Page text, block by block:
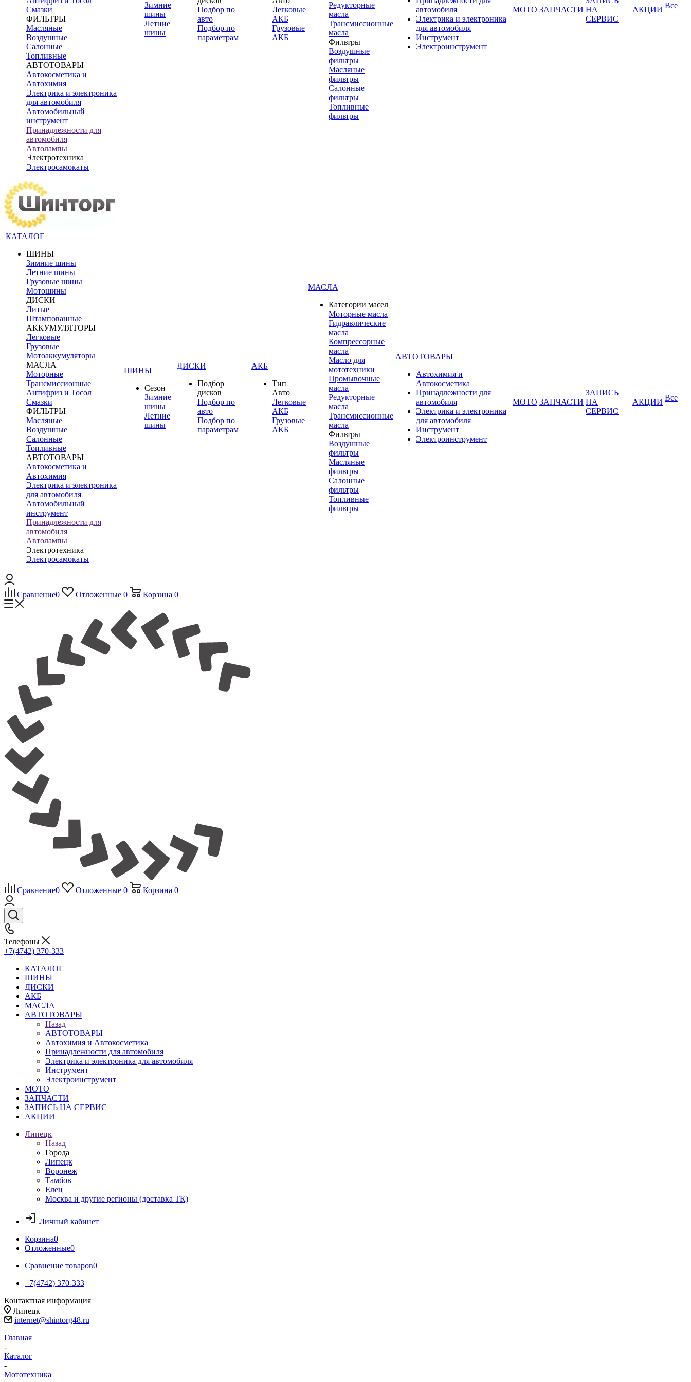
Смазки
ФИЛЬТРЫ
Масляные
Воздушные
Салонные
Топливные
АВТОТОВАРЫ
Автокосметика и
Автохимия
Электрика и электроника
для автомобиля
Автомобильный
инструмент
Принадлежности для
автомобиля
Автолампы
Электротехника
Электросамокаты
Зимние
шины
Летние
шины
Подбор по
авто
Подбор по
параметрам
Легковые
АКБ
Грузовые
АКБ
Редукторные
масла
Трансмиссионные
масла
Фильтры
Воздушные
фильтры
Масляные
фильтры
Салонные
фильтры
Топливные
фильтры
автомобиля
Электрика и электроника
для автомобиля
Инструмент
Электроинструмент
МОТО ЗАПЧАСТИ НА
СЕРВИС
АКЦИИ Все
КАТАЛОГ
ШИНЫ
Зимние шины
Летние шины
Грузовые шины
Мотошины
ДИСКИ
Литые
Штампованные
АККУМУЛЯТОРЫ
Легковые
Грузовые
Мотоаккумуляторы
МАСЛА
Моторные
Трансмиссионные
Антифриз и Тосол
Смазки
ФИЛЬТРЫ
Масляные
Воздушные
Салонные
Топливные
АВТОТОВАРЫ
Автокосметика и
Автохимия
Электрика и электроника
для автомобиля
Автомобильный
инструмент
Принадлежности для
автомобиля
Автолампы
Электротехника
Электросамокаты
ШИНЫ
Сезон
Зимние
шины
Летние
шины
ДИСКИ
Подбор
дисков
Подбор по
авто
Подбор по
параметрам
АКБ
Тип
Авто
Легковые
АКБ
Грузовые
АКБ
МАСЛА
Категории масел
Моторные масла
Гидравлические
масла
Компрессорные
масла
Масло для
мототехники
Промывочные
масла
Редукторные
масла
Трансмиссионные
масла
Фильтры
Воздушные
фильтры
Масляные
фильтры
Салонные
фильтры
Топливные
фильтры
АВТОТОВАРЫ
Автохимия и
Автокосметика
Принадлежности для
автомобиля
Электрика и электроника
для автомобиля
Инструмент
Электроинструмент
МОТО ЗАПЧАСТИ
ЗАПИСЬ
НА
СЕРВИС
АКЦИИ Все
Сравнение0 Отложенные 0 Корзина 0
Сравнение0 Отложенные 0 Корзина 0
Телефоны
+7(4742) 370-333
КАТАЛОГ
ШИНЫ
ДИСКИ
АКБ
МАСЛА
АВТОТОВАРЫ
Назад
АВТОТОВАРЫ
Автохимия и Автокосметика
Принадлежности для автомобиля
Электрика и электроника для автомобиля
Инструмент
Электроинструмент
МОТО
ЗАПЧАСТИ
ЗАПИСЬ НА СЕРВИС
АКЦИИ
Липецк
Назад
Города
Липецк
Воронеж
Тамбов
Елец
Москва и другие регионы (доставка ТК)
Личный кабинет
Корзина0
Отложенные0
Сравнение товаров0
+7(4742) 370-333
Контактная информация
Липецк
internet@shintorg48.ru
Главная
-
Каталог
-
Мототехника